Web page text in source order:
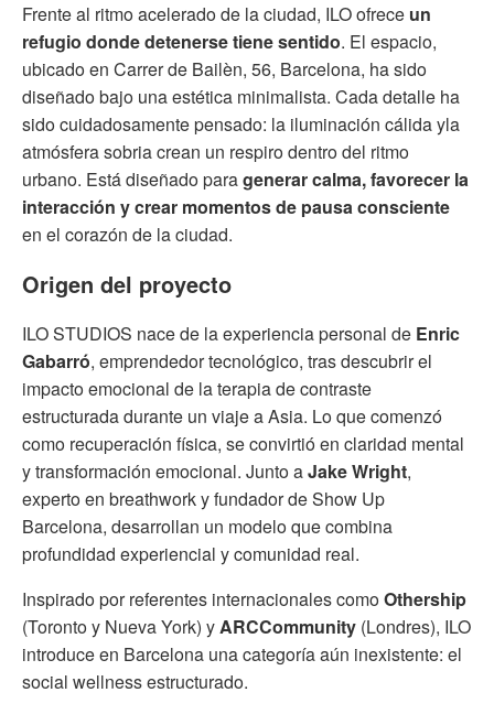
Frente al ritmo acelerado de la ciudad, ILO ofrece un
refugio donde detenerse tiene sentido. El espacio,
ubicado en Carrer de Bailèn, 56, Barcelona, ha sido
diseñado bajo una estética minimalista. Cada detalle ha
sido cuidadosamente pensado: la iluminación cálida yla
atmósfera sobria crean un respiro dentro del ritmo
urbano. Está diseñado paragenerar calma, favorecer la
interacción y crear momentos de pausa consciente
en el corazón de la ciudad.
Origen del proyecto
ILO STUDIOS nace de la experiencia personal de Enric
Gabarró, emprendedor tecnológico, tras descubrir el
impacto emocional de la terapia de contraste
estructurada durante un viaje a Asia. Lo que comenzó
como recuperación física, se convirtió en claridad mental
y transformación emocional. Junto aJake Wright,
experto en breathwork y fundador de Show Up
Barcelona, desarrollan un modelo que combina
profundidad experiencial y comunidad real.
Inspirado por referentes internacionales comoOthership
(Toronto y Nueva York) yARCCommunity (Londres), ILO
introduce en Barcelona una categoría aún inexistente: el
social wellness estructurado.